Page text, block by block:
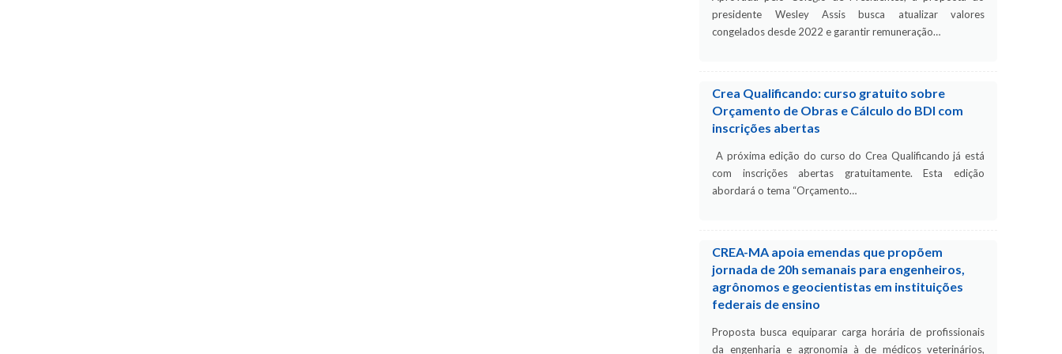
presidente Wesley Assis busca atualizar valores
congelados desde 2022 e garantir remuneração…
Crea Qualificando: curso gratuito sobre
Orçamento de Obras e Cálculo do BDI com
inscrições abertas
A próxima edição do curso do Crea Qualificando já está
com inscrições abertas gratuitamente. Esta edição
abordará o tema “Orçamento…
CREA-MA apoia emendas que propõem
jornada de 20h semanais para engenheiros,
agrônomos e geocientistas em instituições
federais de ensino
Proposta busca equiparar carga horária de profissionais
da engenharia e agronomia à de médicos veterinários,